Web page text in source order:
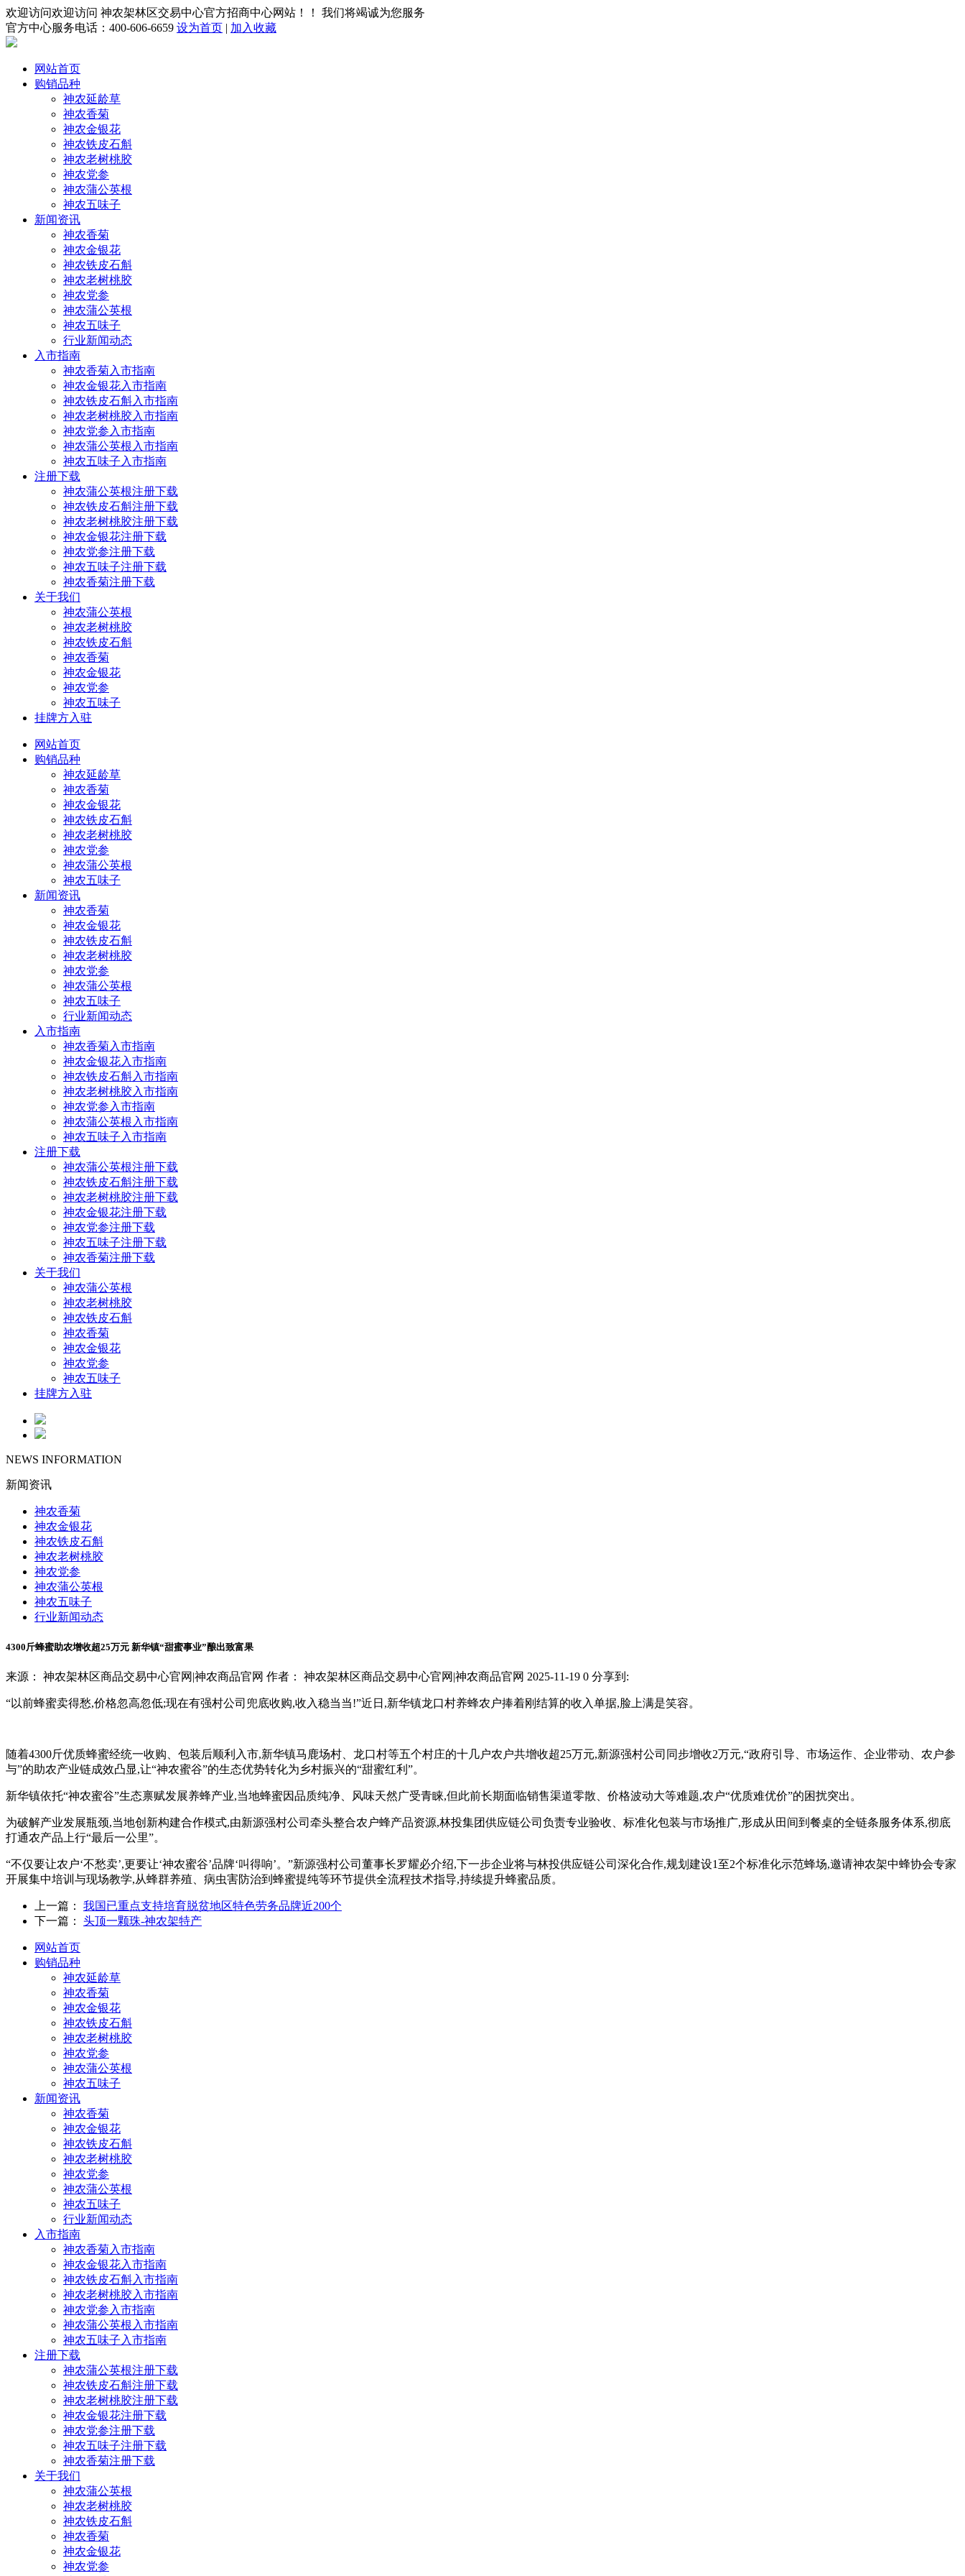
欢迎访问欢迎访问 神农架林区交易中心官方招商中心网站！！ 我们将竭诚为您服务
官方中心服务电话：400-606-6659 设为首页 | 加入收藏
网站首页
购销品种
神农延龄草
神农香菊
神农金银花
神农铁皮石斛
神农老树桃胶
神农党参
神农蒲公英根
神农五味子
新闻资讯
神农香菊
神农金银花
神农铁皮石斛
神农老树桃胶
神农党参
神农蒲公英根
神农五味子
行业新闻动态
入市指南
神农香菊入市指南
神农金银花入市指南
神农铁皮石斛入市指南
神农老树桃胶入市指南
神农党参入市指南
神农蒲公英根入市指南
神农五味子入市指南
注册下载
神农蒲公英根注册下载
神农铁皮石斛注册下载
神农老树桃胶注册下载
神农金银花注册下载
神农党参注册下载
神农五味子注册下载
神农香菊注册下载
关于我们
神农蒲公英根
神农老树桃胶
神农铁皮石斛
神农香菊
神农金银花
神农党参
神农五味子
挂牌方入驻
网站首页
购销品种
神农延龄草
神农香菊
神农金银花
神农铁皮石斛
神农老树桃胶
神农党参
神农蒲公英根
神农五味子
新闻资讯
神农香菊
神农金银花
神农铁皮石斛
神农老树桃胶
神农党参
神农蒲公英根
神农五味子
行业新闻动态
入市指南
神农香菊入市指南
神农金银花入市指南
神农铁皮石斛入市指南
神农老树桃胶入市指南
神农党参入市指南
神农蒲公英根入市指南
神农五味子入市指南
注册下载
神农蒲公英根注册下载
神农铁皮石斛注册下载
神农老树桃胶注册下载
神农金银花注册下载
神农党参注册下载
神农五味子注册下载
神农香菊注册下载
关于我们
神农蒲公英根
神农老树桃胶
神农铁皮石斛
神农香菊
神农金银花
神农党参
神农五味子
挂牌方入驻
NEWS INFORMATION
新闻资讯
神农香菊
神农金银花
神农铁皮石斛
神农老树桃胶
神农党参
神农蒲公英根
神农五味子
行业新闻动态
4300斤蜂蜜助农增收超25万元 新华镇“甜蜜事业”酿出致富果
来源： 神农架林区商品交易中心官网|神农商品官网 作者： 神农架林区商品交易中心官网|神农商品官网 2025-11-19 0 分享到:
“以前蜂蜜卖得愁,价格忽高忽低;现在有强村公司兜底收购,收入稳当当!”近日,新华镇龙口村养蜂农户捧着刚结算的收入单据,脸上满是笑容。
随着4300斤优质蜂蜜经统一收购、包装后顺利入市,新华镇马鹿场村、龙口村等五个村庄的十几户农户共增收超25万元,新源强村公司同步增收2万元,“政府引导、市场运作、企业带动、农户参
与”的助农产业链成效凸显,让“神农蜜谷”的生态优势转化为乡村振兴的“甜蜜红利”。
新华镇依托“神农蜜谷”生态禀赋发展养蜂产业,当地蜂蜜因品质纯净、风味天然广受青睐,但此前长期面临销售渠道零散、价格波动大等难题,农户“优质难优价”的困扰突出。
为破解产业发展瓶颈,当地创新构建合作模式,由新源强村公司牵头整合农户蜂产品资源,林投集团供应链公司负责专业验收、标准化包装与市场推广,形成从田间到餐桌的全链条服务体系,彻底
打通农产品上行“最后一公里”。
“不仅要让农户‘不愁卖’,更要让‘神农蜜谷’品牌‘叫得响’。”新源强村公司董事长罗耀必介绍,下一步企业将与林投供应链公司深化合作,规划建设1至2个标准化示范蜂场,邀请神农架中蜂协会专家
开展集中培训与现场教学,从蜂群养殖、病虫害防治到蜂蜜提纯等环节提供全流程技术指导,持续提升蜂蜜品质。
上一篇： 我国已重点支持培育脱贫地区特色劳务品牌近200个
下一篇： 头顶一颗珠-神农架特产
网站首页
购销品种
神农延龄草
神农香菊
神农金银花
神农铁皮石斛
神农老树桃胶
神农党参
神农蒲公英根
神农五味子
新闻资讯
神农香菊
神农金银花
神农铁皮石斛
神农老树桃胶
神农党参
神农蒲公英根
神农五味子
行业新闻动态
入市指南
神农香菊入市指南
神农金银花入市指南
神农铁皮石斛入市指南
神农老树桃胶入市指南
神农党参入市指南
神农蒲公英根入市指南
神农五味子入市指南
注册下载
神农蒲公英根注册下载
神农铁皮石斛注册下载
神农老树桃胶注册下载
神农金银花注册下载
神农党参注册下载
神农五味子注册下载
神农香菊注册下载
关于我们
神农蒲公英根
神农老树桃胶
神农铁皮石斛
神农香菊
神农金银花
神农党参